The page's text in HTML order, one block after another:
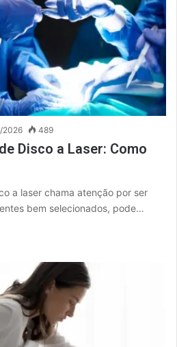
2026 489
Disco a Laser: Como
a laser chama atenção por ser
bem selecionados, pode…